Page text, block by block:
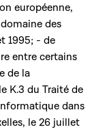
européenne,
des
1995; - de
entre certains
de la
K.3 du Traité de
dans
le 26 juillet